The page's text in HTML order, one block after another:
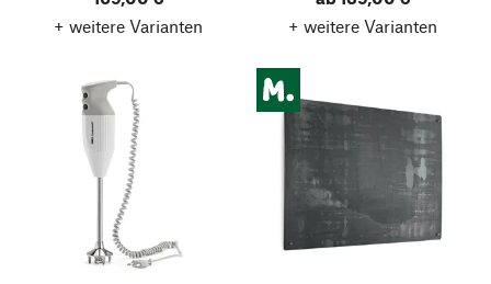
+ weitere Varianten
+ weitere Varianten